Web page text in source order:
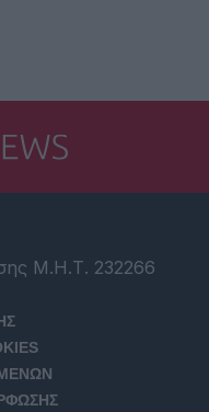
Μ.Η.Τ. 232266